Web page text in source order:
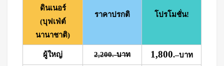
ดินเนอร์
(บุฟเฟ่ต์
นานาชาติ)
ราคาปรกติ โปรโมชั่น!
ผู้ใหญ่ 2,200.-บาท 1,800.–บาท